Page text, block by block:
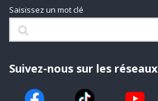
Saisissez un mot clé
Suivez-nous sur les réseaux